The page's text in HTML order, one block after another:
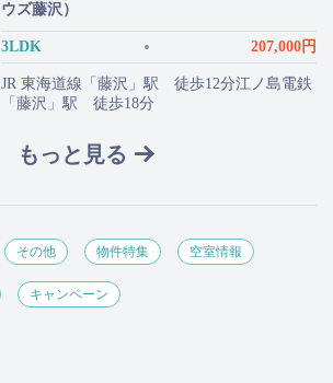
ウズ藤沢）
3LDK 207,000円
JR 東海道線「藤沢」駅 徒歩12分江ノ島電鉄
「藤沢」駅 徒歩18分
もっと見る
その他 物件特集 空室情報
キャンペーン